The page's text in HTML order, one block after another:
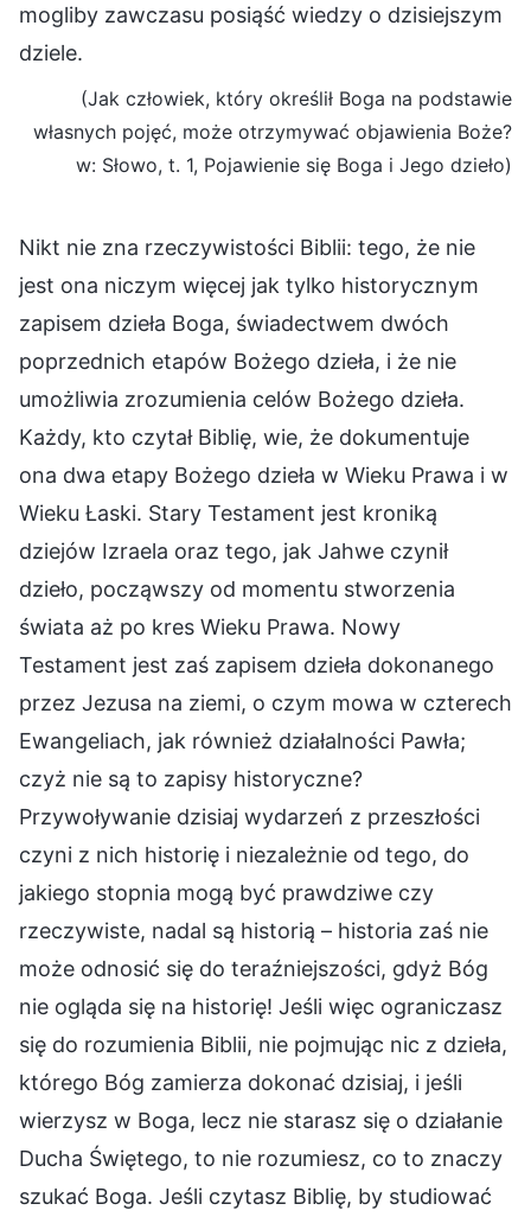
mogliby zawczasu posiąść wiedzy o dzisiejszym
dziele.
(Jak człowiek, który określił Boga na podstawie
własnych pojęć, może otrzymywać objawienia Boże?
w: Słowo, t. 1, Pojawienie się Boga i Jego dzieło)
Nikt nie zna rzeczywistości Biblii: tego, że nie
jest ona niczym więcej jak tylko historycznym
zapisem dzieła Boga, świadectwem dwóch
poprzednich etapów Bożego dzieła, i że nie
umożliwia zrozumienia celów Bożego dzieła.
Każdy, kto czytał Biblię, wie, że dokumentuje
ona dwa etapy Bożego dzieła w Wieku Prawa i w
Wieku Łaski. Stary Testament jest kroniką
dziejów Izraela oraz tego, jak Jahwe czynił
dzieło, począwszy od momentu stworzenia
świata aż po kres Wieku Prawa. Nowy
Testament jest zaś zapisem dzieła dokonanego
przez Jezusa na ziemi, o czym mowa w czterech
Ewangeliach, jak również działalności Pawła;
czyż nie są to zapisy historyczne?
Przywoływanie dzisiaj wydarzeń z przeszłości
czyni z nich historię i niezależnie od tego, do
jakiego stopnia mogą być prawdziwe czy
rzeczywiste, nadal są historią – historia zaś nie
może odnosić się do teraźniejszości, gdyż Bóg
nie ogląda się na historię! Jeśli więc ograniczasz
się do rozumienia Biblii, nie pojmując nic z dzieła,
którego Bóg zamierza dokonać dzisiaj, i jeśli
wierzysz w Boga, lecz nie starasz się o działanie
Ducha Świętego, to nie rozumiesz, co to znaczy
szukać Boga. Jeśli czytasz Biblię, by studiować